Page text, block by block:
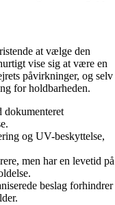
at vælge den
vise sig at være en
påvirkninger, og selv
for holdbarheden.
og UV-beskyttelse,
men har en levetid på
beslag forhindrer